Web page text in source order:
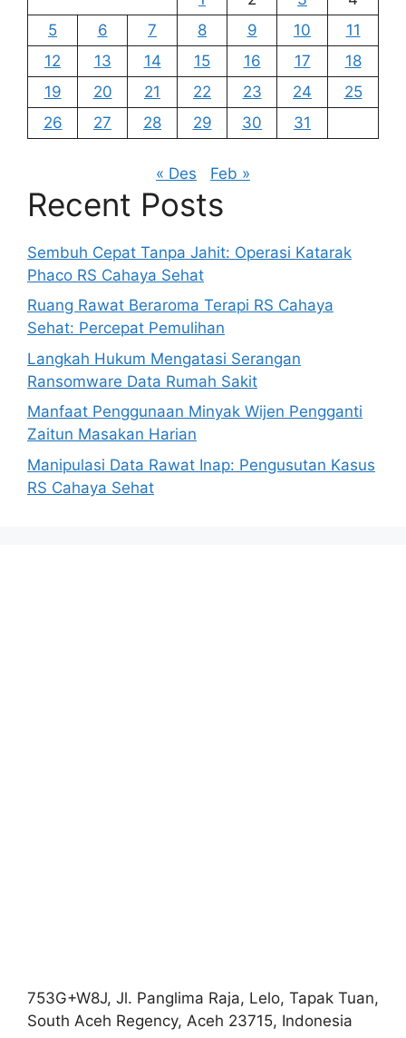
5
6 7 8 9 10
11
12
13 14 15 16 17
18
19
20 21 22 23 24
25
26
27 28 29 30 31
« Des Feb »
Recent Posts
Sembuh Cepat Tanpa Jahit: Operasi Katarak
Phaco RS Cahaya Sehat
Ruang Rawat Beraroma Terapi RS Cahaya
Sehat: Percepat Pemulihan
Langkah Hukum Mengatasi Serangan
Ransomware Data Rumah Sakit
Manfaat Penggunaan Minyak Wijen Pengganti
Zaitun Masakan Harian
Manipulasi Data Rawat Inap: Pengusutan Kasus
RS Cahaya Sehat
753G+W8J, Jl. Panglima Raja, Lelo, Tapak Tuan,
South Aceh Regency, Aceh 23715, Indonesia